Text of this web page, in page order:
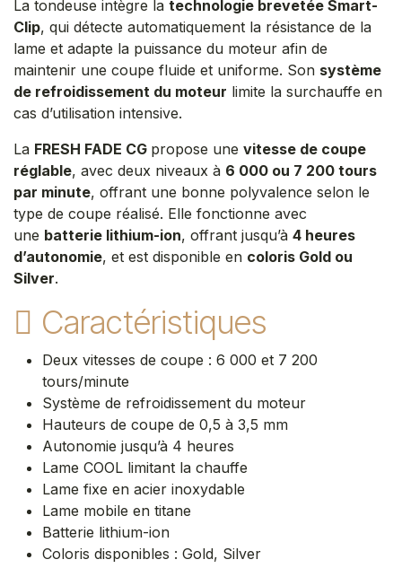
La tondeuse intègre la technologie brevetée Smart-
Clip, qui détecte automatiquement la résistance de la
lame et adapte la puissance du moteur afin de
maintenir une coupe fluide et uniforme. Son système
de refroidissement du moteur limite la surchauffe en
cas d’utilisation intensive.
La FRESH FADE CG propose une vitesse de coupe
réglable, avec deux niveaux à 6 000 ou 7 200 tours
par minute, offrant une bonne polyvalence selon le
type de coupe réalisé. Elle fonctionne avec
une batterie lithium-ion, offrant jusqu’à 4 heures
d’autonomie, et est disponible en coloris Gold ou
Silver.
Caractéristiques
Deux vitesses de coupe : 6 000 et 7 200
tours/minute
Système de refroidissement du moteur
Hauteurs de coupe de 0,5 à 3,5 mm
Autonomie jusqu’à 4 heures
Lame COOL limitant la chauffe
Lame fixe en acier inoxydable
Lame mobile en titane
Batterie lithium-ion
Coloris disponibles : Gold, Silver